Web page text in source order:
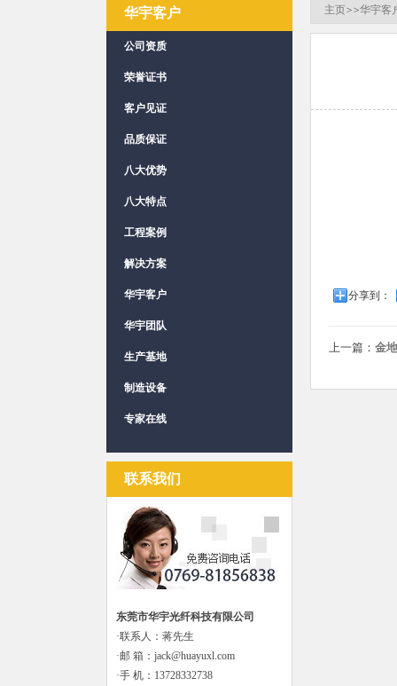
华宇客户
公司资质
荣誉证书
客户见证
品质保证
八大优势
八大特点
工程案例
解决方案
华宇客户
华宇团队
生产基地
制造设备
专家在线
联系我们
东莞市华宇光纤科技有限公司
·联系人：蒋先生
·邮 箱：jack@huayuxl.com
·手 机：13728332738
主页>>华宇客
分享到：
上一篇： 金